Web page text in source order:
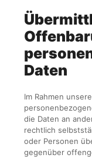
Daten
Im Rahmen
die Daten an
rechtlich
oder Personen
gegenüber